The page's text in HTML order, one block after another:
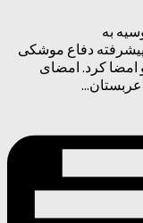
فروش «اس. ۴۰۰» روسیه به
دفاع موشکی
امضا کرد. امضای